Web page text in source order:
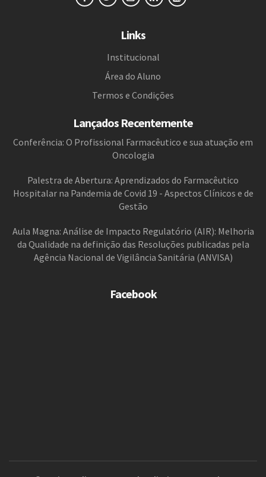
Links
Institucional
Área do Aluno
Termos e Condições
Lançados Recentemente
Conferência: O Profissional Farmacêutico e sua atuação em
Oncologia
Palestra de Abertura: Aprendizados do Farmacêutico
Hospitalar na Pandemia de Covid 19 - Aspectos Clínicos e de
Gestão
Aula Magna: Análise de Impacto Regulatório (AIR): Melhoria
da Qualidade na definição das Resoluções publicadas pela
Agência Nacional de Vigilância Sanitária (ANVISA)
Facebook